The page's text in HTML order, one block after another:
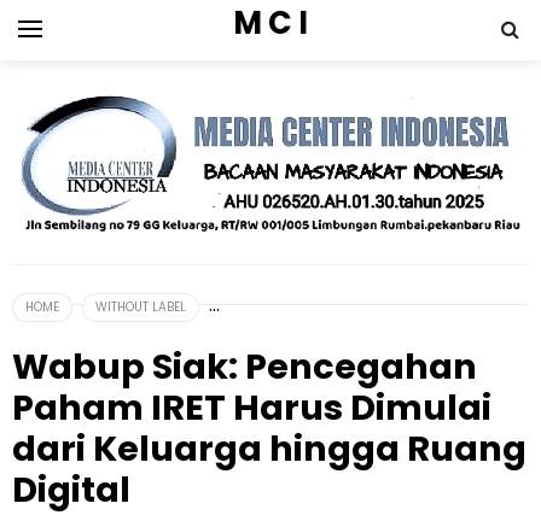
M C I
HOME WITHOUT LABEL
Wabup Siak: Pencegahan
Paham IRET Harus Dimulai
dari Keluarga hingga Ruang
Digital